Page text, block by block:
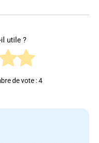
utile ?
de vote :4